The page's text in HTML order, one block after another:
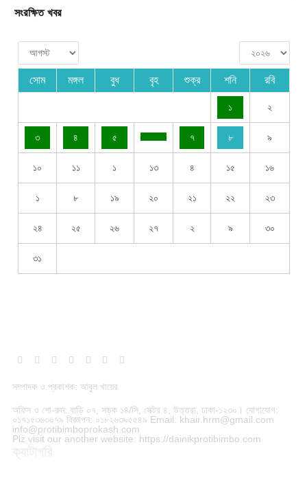
সংরক্ষিত খবর
সোম মঙ্গল বুধ বৃহ শুক্র শনি রবি
১ ২
৩ ৪ ৫ ৭ ৮ ৯
১০ ১১ ১ ১৩ ৪ ১৫ ১৬
১ ৮ ১৯ ২০ ২১ ২২ ২৩
২৪ ২৫ ২৬ ২৭ ২ ৯ ৩০
৩১
Facebook
X
Pinterest
VimeoWhatsApp
TikTokInstagram
সম্পাদক ও প্রকাশক: আবুল খায়ের
অফিস ও শো-রুম: বাড়ি ০৭, সড়ক ১৪/সি, সেক্টর ৪, উত্তরা, ঢাকা-১২৩০। যোগাযোগ:
০১৭১৫৩৬৩০৭৯ বিজ্ঞাপন: ০১৮২৬৩৯৫৫৪৯ Email: khair.hrm@gmail.com
info@protibimboprokash.com
Plz visit our another website: https://dainikprotibimbo.com